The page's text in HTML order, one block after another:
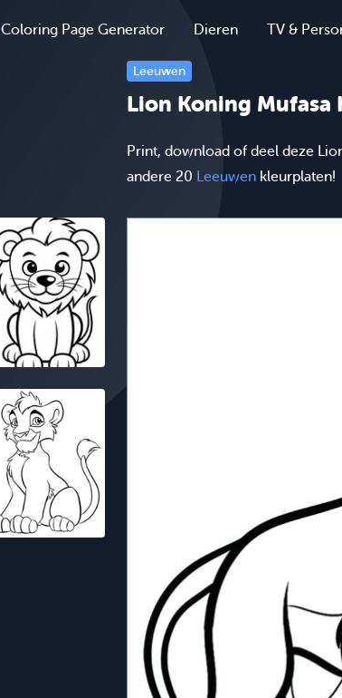
Coloring Page Generator Dieren TV &
Leeuwen
Lion Koning Mufasa
Print, download of deel deze
andere 20 Leeuwen kleurplaten!